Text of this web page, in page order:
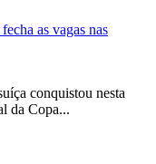
conquistou nesta
da Copa...